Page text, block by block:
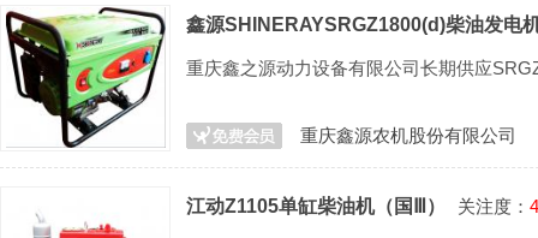
鑫源SHINERAYSRGZ1800(d)柴油发电
重庆鑫之源动力设备有限公司长期供应
重庆鑫源农机股份有限公司
江动Z1105单缸柴油机（国Ⅲ） 关注度：